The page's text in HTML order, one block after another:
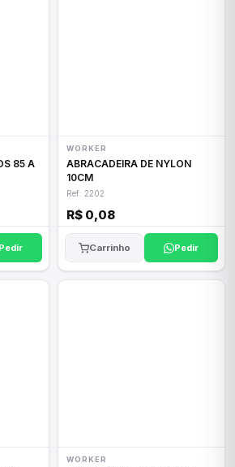
WORKER
ABRACADEIRA DE NYLON
10CM
Ref: 2202
R$ 0,08
Carrinho Pedir
WORKER